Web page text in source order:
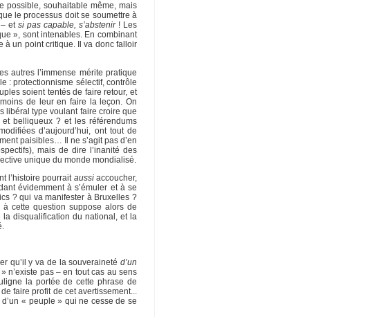
possible, souhaitable même, mais
le processus doit se soumettre à
et si pas capable, s’abstenir! Les
», sont intenables. En combinant
à un point critique. Il va donc falloir
autres l’immense mérite pratique
: protectionnisme sélectif, contrôle
soient tentés de faire retour, et
de leur en faire la leçon. On
libéral type voulant faire croire que
belliqueux ? et les référendums
d’aujourd’hui, ont tout de
paisibles… Il ne s’agit pas d’en
mais de dire l’inanité des
unique du monde mondialisé.
l’histoire pourrait aussiaccoucher,
évidemment à s’émuler et à se
? qui va manifester à Bruxelles ?
cette question suppose alors de
disqualification du national, et la
qu’il y va de la souveraineté d’un
n’existe pas – en tout cas au sens
la portée de cette phrase de
faire profit de cet avertissement...
« peuple » qui ne cesse de se